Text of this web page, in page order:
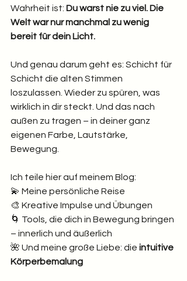
Wahrheit ist: Du warst nie zu viel. Die
Welt war nur manchmal zu wenig
bereit für dein Licht.
Und genau darum geht es: Schicht für
Schicht die alten Stimmen
loszulassen. Wieder zu spüren, was
wirklich in dir steckt. Und das nach
außen zu tragen – in deiner ganz
eigenen Farbe, Lautstärke,
Bewegung.
Ich teile hier auf meinem Blog:
💫 Meine persönliche Reise
🎨 Kreative Impulse und Übungen
🌀 Tools, die dich in Bewegung bringen
– innerlich und äußerlich
🌺 Und meine große Liebe: die intuitive
Körperbemalung